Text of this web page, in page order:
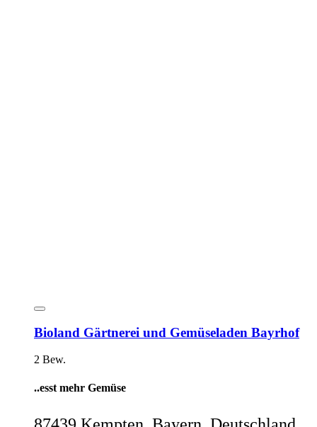
Bioland Gärtnerei und Gemüseladen Bayrhof
2 Bew.
..esst mehr Gemüse